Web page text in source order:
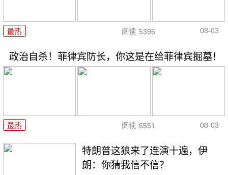
最热 阅读 5395 08-03
政治自杀！菲律宾防长，你这是在给菲律宾掘墓！
最热 阅读 6551 08-03
特朗普这狼来了连演十遍，伊
朗：你猜我信不信？